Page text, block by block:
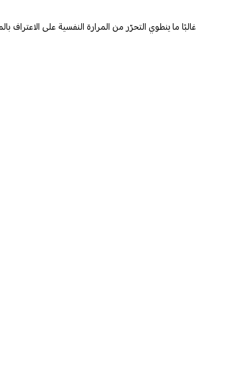
غالبًا ما ينطوي التحرّر من المرارة النفسية على الاعتراف